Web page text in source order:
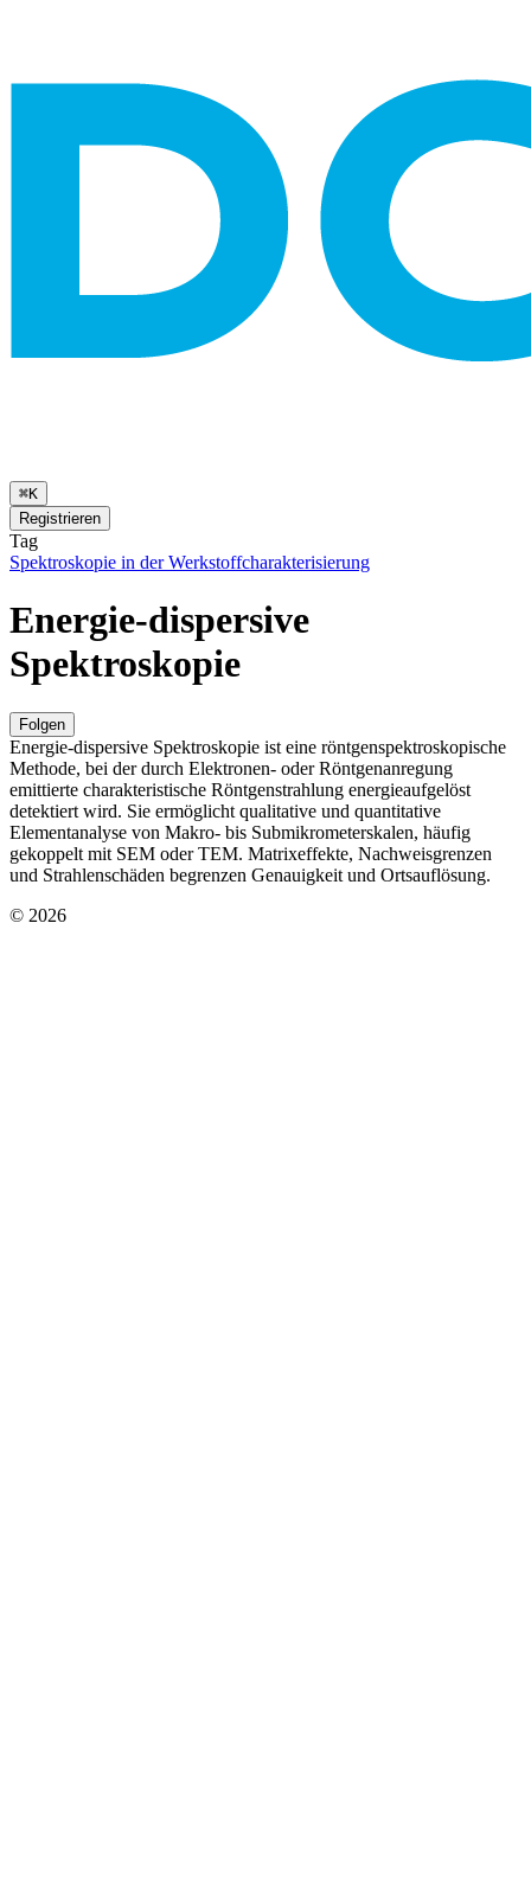
⌘K
Registrieren
Tag
Spektroskopie in der Werkstoffcharakterisierung
Energie-dispersive
Spektroskopie
Folgen
Energie-dispersive Spektroskopie ist eine röntgenspektroskopische
Methode, bei der durch Elektronen- oder Röntgenanregung
emittierte charakteristische Röntgenstrahlung energieaufgelöst
detektiert wird. Sie ermöglicht qualitative und quantitative
Elementanalyse von Makro- bis Submikrometerskalen, häufig
gekoppelt mit SEM oder TEM. Matrixeffekte, Nachweisgrenzen
und Strahlenschäden begrenzen Genauigkeit und Ortsauflösung.
© 2026